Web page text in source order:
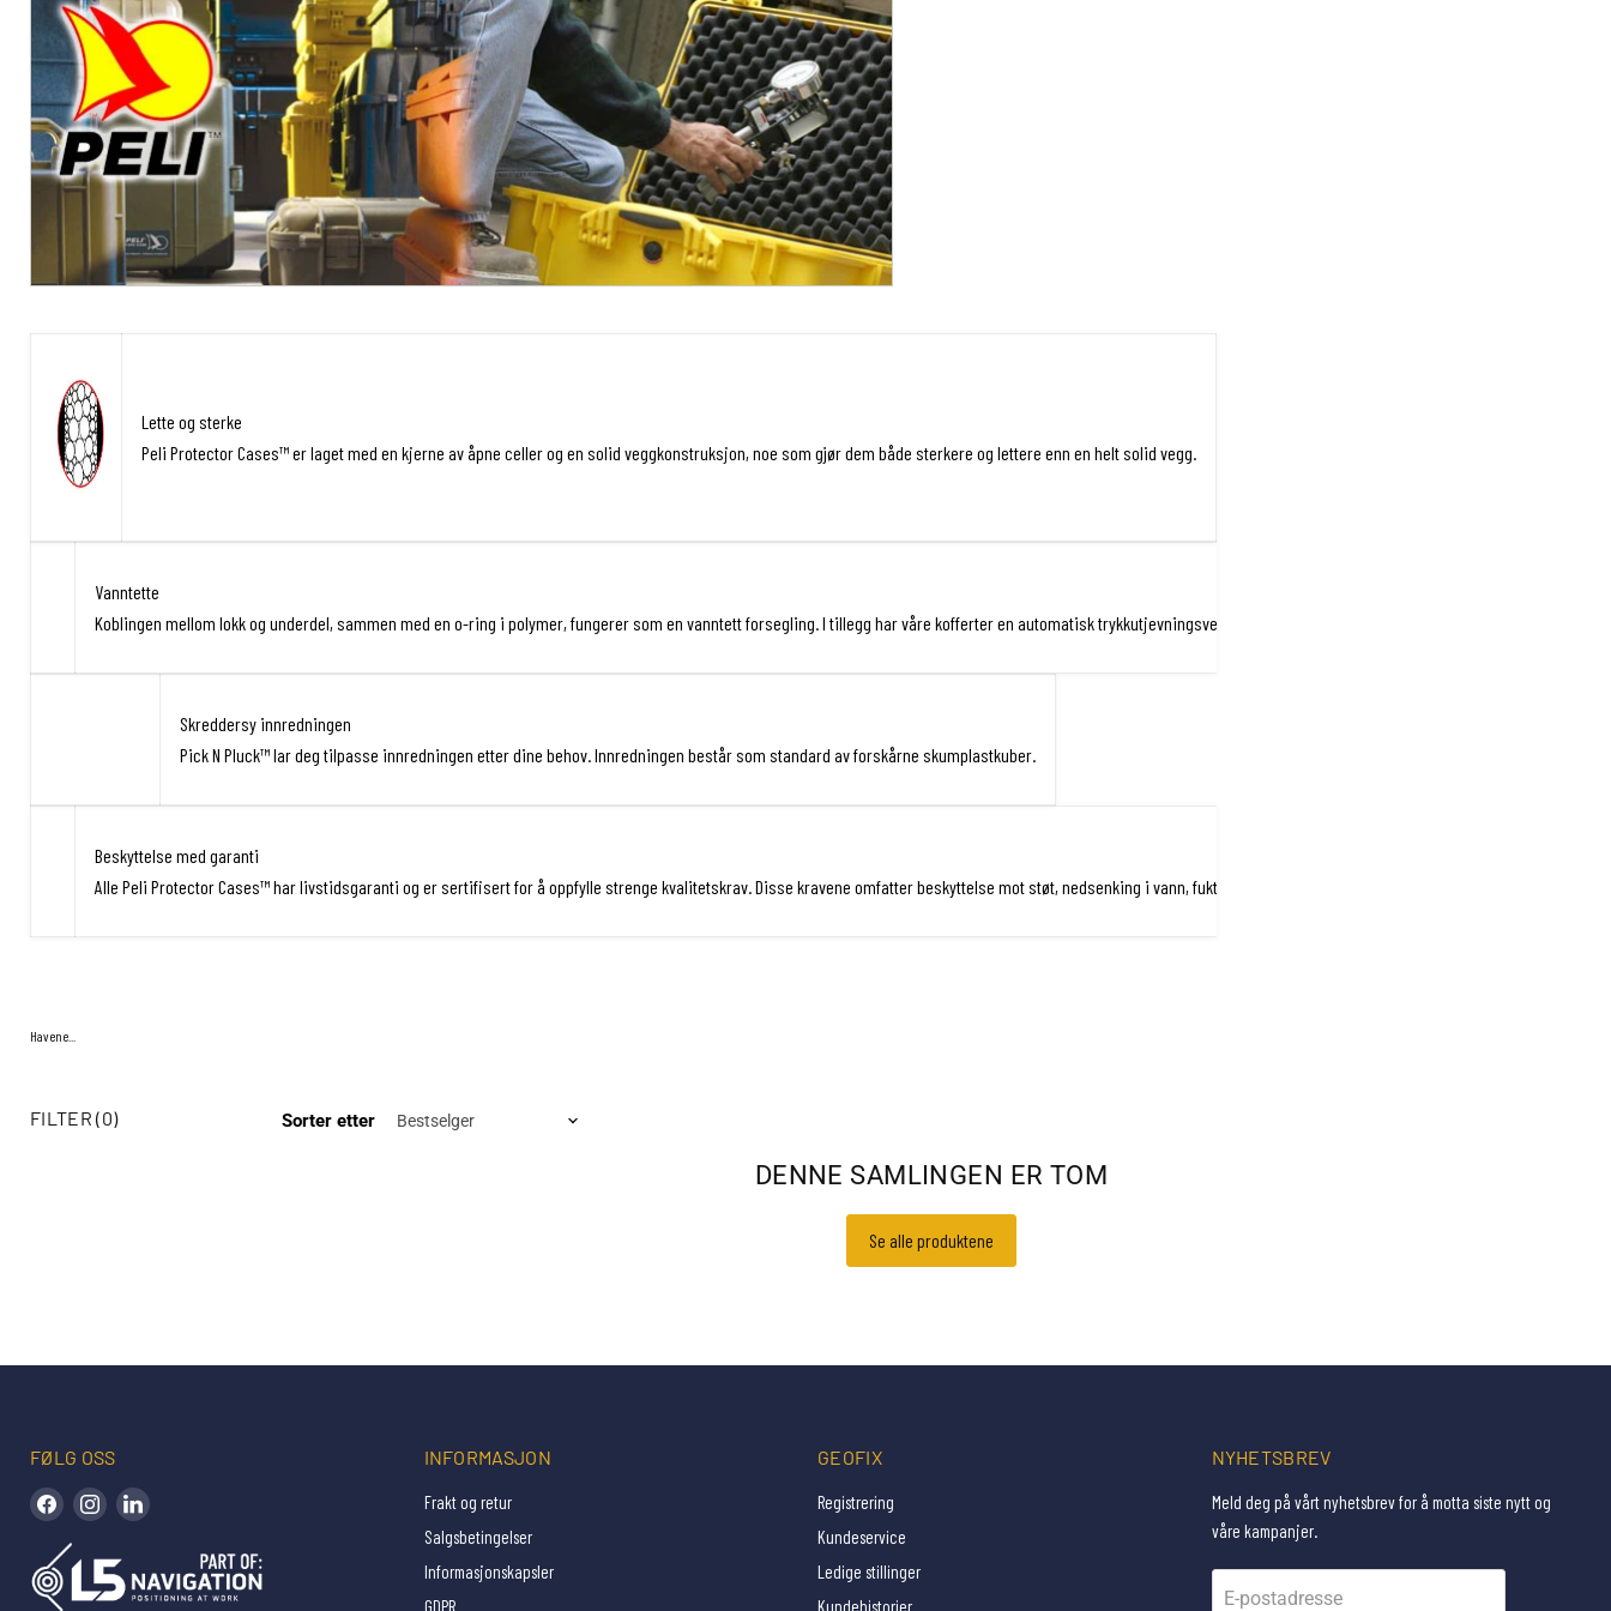
Lette og sterke
Peli Protector Cases™ er laget med en kjerne av åpne celler og en solid veggkonstruksjon, noe som gjør dem både sterkere og lettere enn en helt solid vegg.
Vanntette
Koblingen mellom lokk og underdel, sammen med en o-ring i polymer, fungerer som en vanntett forsegling. I tillegg har våre kofferter en automatisk trykkutjevningsventil som regulerer eventuelle trykkendringer og gjør dem
Skreddersy innredningen
Pick N Pluck™ lar deg tilpasse innredningen etter dine behov. Innredningen består som standard av forskårne skumplastkuber.
Beskyttelse med garanti
Alle Peli Protector Cases™ har livstidsgaranti og er sertifisert for å oppfylle strenge kvalitetskrav. Disse kravene omfatter beskyttelse mot støt, nedsenking i vann, fuktighet, korrosjon samt motstand mot stabling og fall mot
Havene...
FILTER (0) Sorter etter
DENNE SAMLINGEN ER TOM
Se alle produktene
FØLG OSS
Finn oss på Facebook
Finn oss på Instagram
INFORMASJON
Frakt og retur
Salgsbetingelser
Informasjonskapsler
GDPR
GEOFIX
Registrering
Kundeservice
Ledige stillinger
Kundehistorier
NYHETSBREV
Meld deg på vårt nyhetsbrev for å motta siste nytt og
våre kampanjer.
E-postadresse